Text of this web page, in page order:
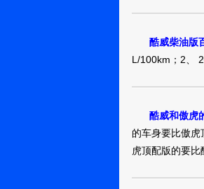
玫瑰香旳誘惑
2414
酷威柴油版
L/100km；2、
酷威和傲虎
的车身要比傲
虎顶配版的要